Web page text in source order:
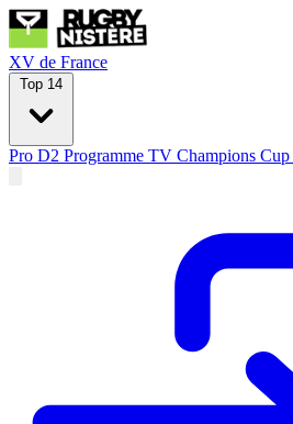
XV de France
Top 14
Pro D2 Programme TV Champions Cup